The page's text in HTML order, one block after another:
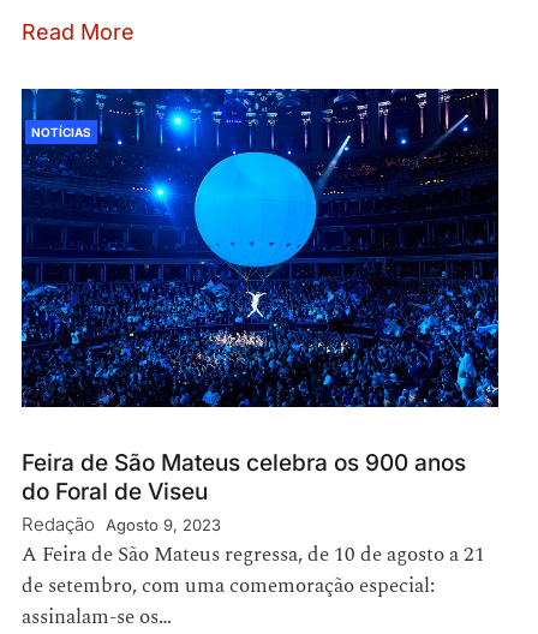
Read More
NOTÍCIAS
Feira de São Mateus celebra os 900 anos
do Foral de Viseu
Redação Agosto 9, 2023
A Feira de São Mateus regressa, de 10 de agosto a 21
de setembro, com uma comemoração especial:
assinalam-se os…